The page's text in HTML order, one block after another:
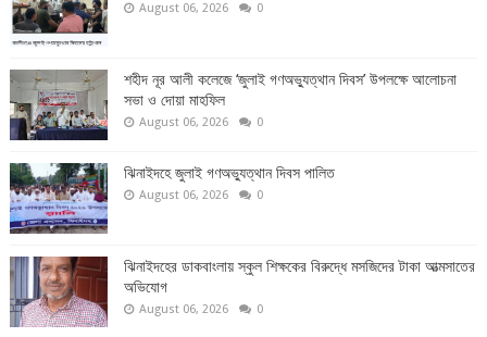
August 06, 2026 0
শহীদ নূর আলী কলেজে ‘জুলাই গণঅভ্যুত্থান দিবস’ উপলক্ষে আলোচনা
সভা ও দোয়া মাহফিল
August 06, 2026 0
ঝিনাইদহে জুলাই গণঅভ্যুত্থান দিবস পালিত
August 06, 2026 0
ঝিনাইদহের ডাকবাংলায় স্কুল শিক্ষকের বিরুদ্ধে মসজিদের টাকা আত্মসাতের
অভিযোগ
August 06, 2026 0